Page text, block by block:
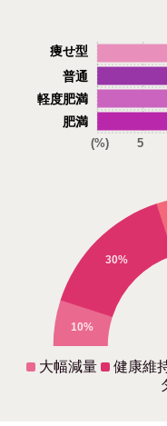
肥満
軽度肥満
普通
痩せ型
(%) 5
10%
30%
大幅減量 健康維